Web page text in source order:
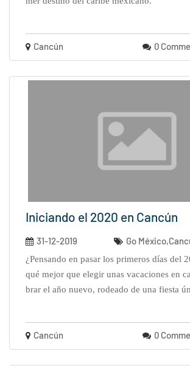
Cancún 0
Iniciando el 2020 en Cancún
31-12-2019 Go
¿pensando en pasar los primeros días del 2020 en cancún?
qué mejor que elegir unas vacaciones en
brar el año nuevo, rodeado de una fiesta
Cancún 0